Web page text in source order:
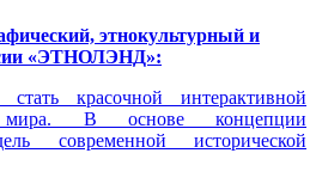
этнокультурный и
«ЭТНОЛЭНД»:
красочной интерактивной
мира. В основе концепции
исторической